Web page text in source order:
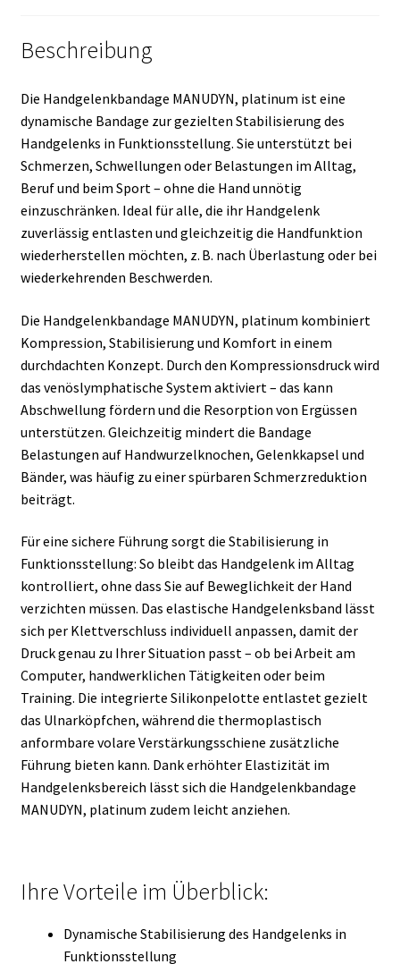
Beschreibung
Die Handgelenkbandage MANUDYN, platinum ist eine
dynamische Bandage zur gezielten Stabilisierung des
Handgelenks in Funktionsstellung. Sie unterstützt bei
Schmerzen, Schwellungen oder Belastungen im Alltag,
Beruf und beim Sport – ohne die Hand unnötig
einzuschränken. Ideal für alle, die ihr Handgelenk
zuverlässig entlasten und gleichzeitig die Handfunktion
wiederherstellen möchten, z. B. nach Überlastung oder bei
wiederkehrenden Beschwerden.
Die Handgelenkbandage MANUDYN, platinum kombiniert
Kompression, Stabilisierung und Komfort in einem
durchdachten Konzept. Durch den Kompressionsdruck wird
das venöslymphatische System aktiviert – das kann
Abschwellung fördern und die Resorption von Ergüssen
unterstützen. Gleichzeitig mindert die Bandage
Belastungen auf Handwurzelknochen, Gelenkkapsel und
Bänder, was häufig zu einer spürbaren Schmerzreduktion
beiträgt.
Für eine sichere Führung sorgt die Stabilisierung in
Funktionsstellung: So bleibt das Handgelenk im Alltag
kontrolliert, ohne dass Sie auf Beweglichkeit der Hand
verzichten müssen. Das elastische Handgelenksband lässt
sich per Klettverschluss individuell anpassen, damit der
Druck genau zu Ihrer Situation passt – ob bei Arbeit am
Computer, handwerklichen Tätigkeiten oder beim
Training. Die integrierte Silikonpelotte entlastet gezielt
das Ulnarköpfchen, während die thermoplastisch
anformbare volare Verstärkungsschiene zusätzliche
Führung bieten kann. Dank erhöhter Elastizität im
Handgelenksbereich lässt sich die Handgelenkbandage
MANUDYN, platinum zudem leicht anziehen.
Ihre Vorteile im Überblick:
Dynamische Stabilisierung des Handgelenks in
Funktionsstellung